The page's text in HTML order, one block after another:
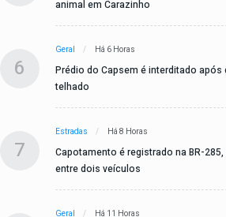
animal em Carazinho
6
Geral Há 6 Horas
Prédio do Capsem é interditado
telhado
7
Estradas Há 8 Horas
Capotamento é registrado na BR-
entre dois veículos
Geral Há 11 Horas